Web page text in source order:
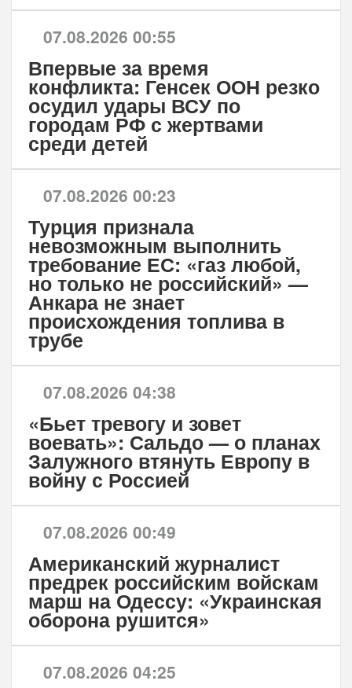
07.08.2026 00:55
Впервые за время
конфликта: Генсек ООН резко
осудил удары ВСУ по
городам РФ с жертвами
среди детей
07.08.2026 00:23
Турция признала
невозможным выполнить
требование ЕС: «газ любой,
но только не российский» —
Анкара не знает
происхождения топлива в
трубе
07.08.2026 04:38
«Бьет тревогу и зовет
воевать»: Сальдо — о планах
Залужного втянуть Европу в
войну с Россией
07.08.2026 00:49
Американский журналист
предрек российским войскам
марш на Одессу: «Украинская
оборона рушится»
07.08.2026 04:25